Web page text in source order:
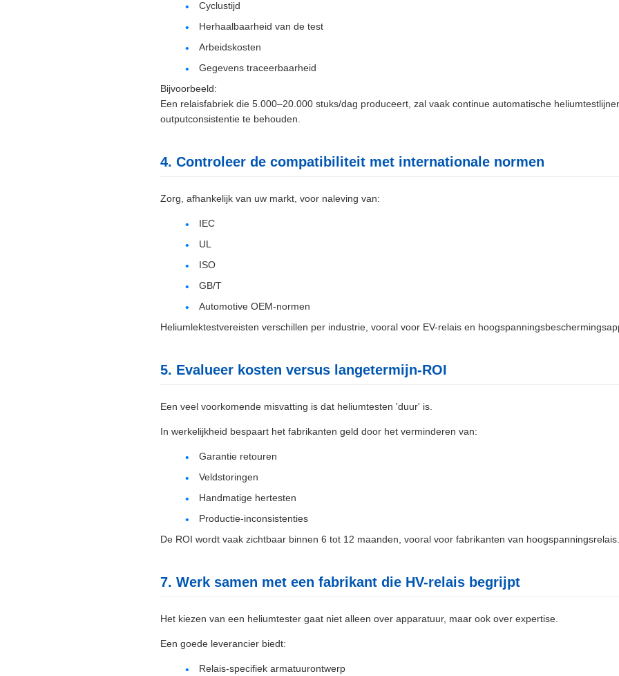
Cyclustijd
Herhaalbaarheid van de test
Arbeidskosten
Gegevens traceerbaarheid
Bijvoorbeeld:
Een relaisfabriek die 5.000–20.000 stuks/dag produceert, zal vaak continue automatische
outputconsistentie te behouden.
4. Controleer de compatibiliteit met internationale normen
Zorg, afhankelijk van uw markt, voor naleving van:
IEC
UL
ISO
GB/T
Automotive OEM-normen
Heliumlektestvereisten verschillen per industrie, vooral voor EV-relais en
5. Evalueer kosten versus langetermijn-ROI
Een veel voorkomende misvatting is dat heliumtesten 'duur' is.
In werkelijkheid bespaart het fabrikanten geld door het verminderen van:
Garantie retouren
Veldstoringen
Handmatige hertesten
Productie-inconsistenties
De ROI wordt vaak zichtbaar binnen 6 tot 12 maanden, vooral voor fabrikanten van hoogspanningsrelais.
7. Werk samen met een fabrikant die HV-relais begrijpt
Het kiezen van een heliumtester gaat niet alleen over apparatuur, maar ook over expertise.
Een goede leverancier biedt:
Relais-specifiek armatuurontwerp